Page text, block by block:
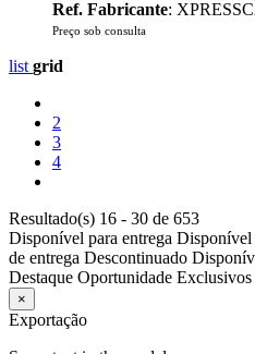
Ref. Fabricante:
Preço sob consulta
list grid
2
3
4
Resultado(s) 16 - 30 de 653
Disponível para entrega Disponível
de entrega Descontinuado
Destaque Oportunidade Exclusivos
×
Exportação